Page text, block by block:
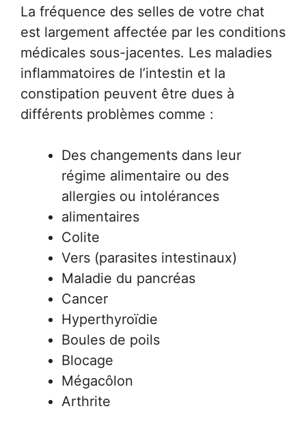
La fréquence des selles de votre chat
est largement affectée par les conditions
médicales sous-jacentes. Les maladies
inflammatoires de l’intestin et la
constipation peuvent être dues à
différents problèmes comme :
Des changements dans leur
régime alimentaire ou des
allergies ou intolérances
alimentaires
Colite
Vers (parasites intestinaux)
Maladie du pancréas
Cancer
Hyperthyroïdie
Boules de poils
Blocage
Mégacôlon
Arthrite